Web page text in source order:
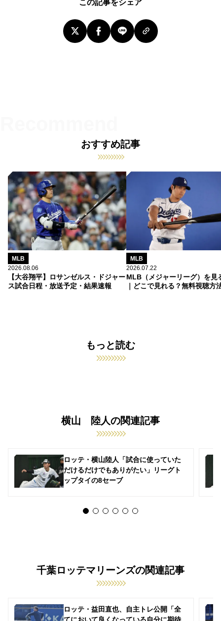
この記事をシェア
おすすめ記事
MLB
2026.08.06
【大谷翔平】ロサンゼルス・ドジャー
ス試合日程・放送予定・結果速報
MLB
2026.07.22
MLB（メジャーリーグ）を見
｜どこで見れる？無料視聴方
もっと読む
横山 陸人の関連記事
ロッテ・横山陸人「試合に使っていた
だけるだけでもありがたい」リーグト
ップタイの8セーブ
千葉ロッテマリーンズの関連記事
ロッテ・益田直也、自主トレ公開「全